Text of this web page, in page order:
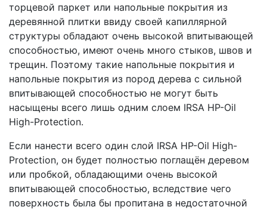
торцевой паркет или напольные покрытия из
деревянной плитки ввиду своей капиллярной
структуры обладают очень высокой впитывающей
способностью, имеют очень много стыков, швов и
трещин. Поэтому такие напольные покрытия и
напольные покрытия из пород дерева с сильной
впитывающей способностью не могут быть
насыщены всего лишь одним слоем IRSA HP-Oil
High-Protection.
Если нанести всего один слой IRSA HP-Oil High-
Protection, он будет полностью поглащён деревом
или пробкой, обладающими очень высокой
впитывающей способностью, вследствие чего
поверхность была бы пропитана в недостаточной